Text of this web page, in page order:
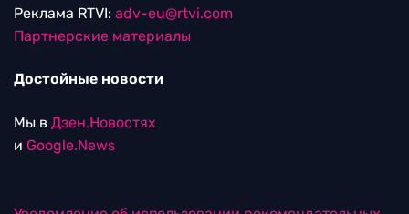
Реклама RTVI: adv-eu@rtvi.com
Партнерские материалы
Достойные новости
Мы в Дзен.Новостях
и Google.News